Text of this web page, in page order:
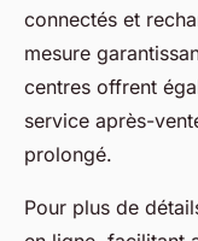
connectés et
mesure
centres offrent
service après-
prolongé.
Pour plus de